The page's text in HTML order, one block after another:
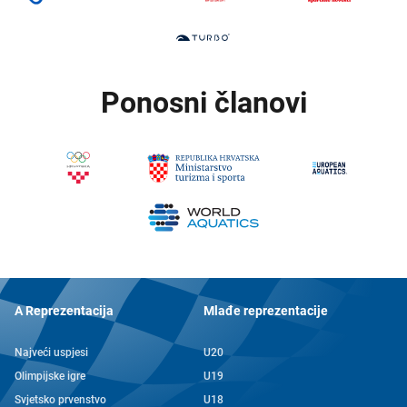
Ponosni članovi
A Reprezentacija
Najveći uspjesi
Olimpijske igre
Svjetsko prvenstvo
Mlađe reprezentacije
U20
U19
U18